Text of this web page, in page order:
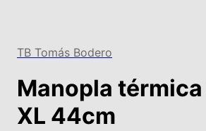
TB Tomás Bodero
Manopla térmica
XL 44cm